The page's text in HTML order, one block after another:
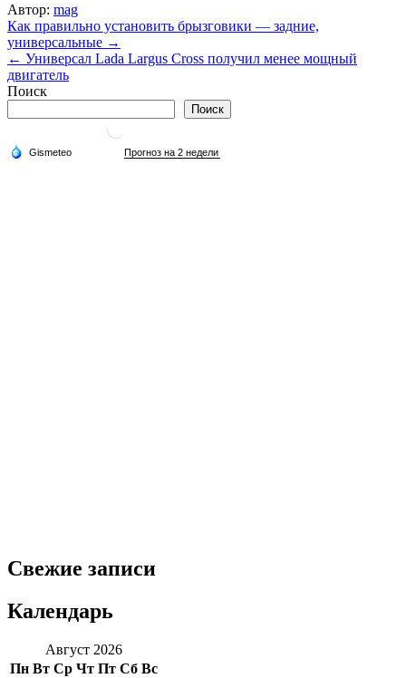
Автор: mag
Навигация
по
записям
Как правильно установить брызговики — задние,
универсальные →
← Универсал Lada Largus Cross получил менее мощный
двигатель
Поиск
Поиск
Свежие записи
Календарь
Август 2026
Пн Вт Ср Чт Пт Сб Вс